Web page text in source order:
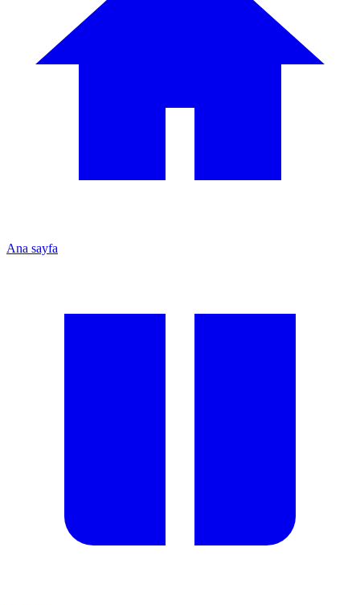
Ana sayfa